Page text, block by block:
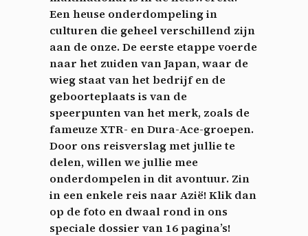
Een heuse onderdompeling in
culturen die geheel verschillend zijn
aan de onze. De eerste etappe voerde
naar het zuiden van Japan, waar de
wieg staat van het bedrijf en de
geboorteplaats is van de
speerpunten van het merk, zoals de
fameuze XTR- en Dura-Ace-groepen.
Door ons reisverslag met jullie te
delen, willen we jullie mee
onderdompelen in dit avontuur. Zin
in een enkele reis naar Azië! Klik dan
op de foto en dwaal rond in ons
speciale dossier van 16 pagina’s!